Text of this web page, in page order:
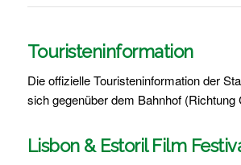
Touristeninformation
Die offizielle Touristeninformation der
sich gegenüber dem Bahnhof (Richtung
Lisbon & Estoril Film